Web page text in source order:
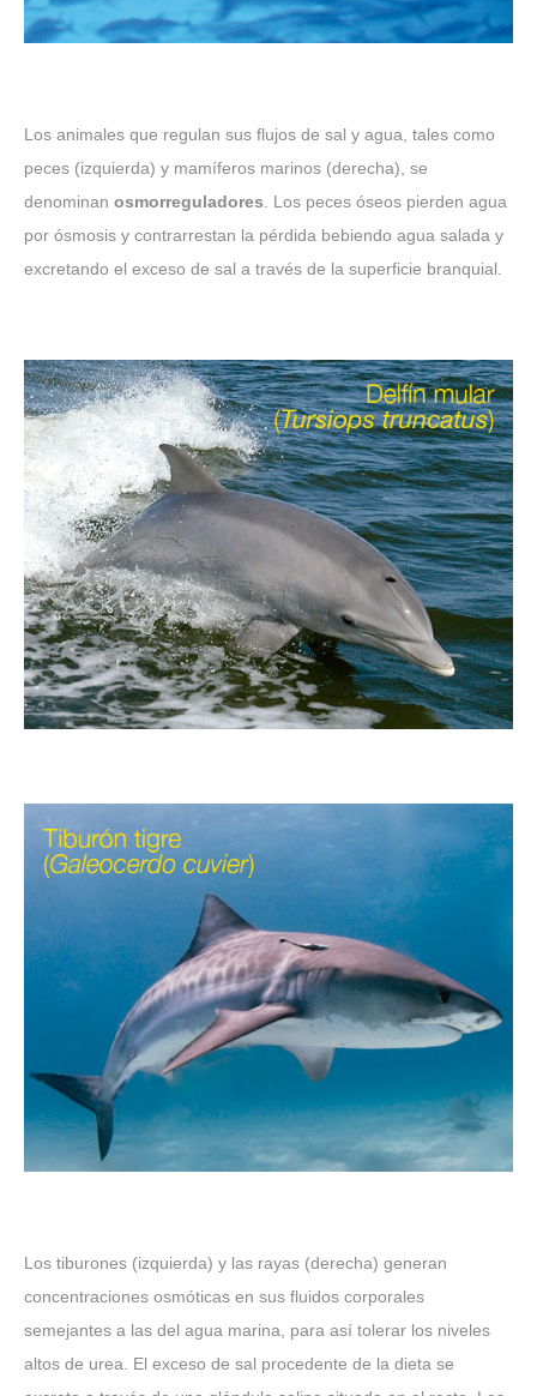
Los animales que regulan sus flujos de sal y agua, tales como
peces (izquierda) y mamíferos marinos (derecha), se
denominan osmorreguladores . Los peces óseos pierden agua
por ósmosis y contrarrestan la pérdida bebiendo agua salada y
excretando el exceso de sal a través de la superficie branquial.
Los tiburones (izquierda) y las rayas (derecha) generan
concentraciones osmóticas en sus fluidos corporales
semejantes a las del agua marina, para así tolerar los niveles
altos de urea. El exceso de sal procedente de la dieta se